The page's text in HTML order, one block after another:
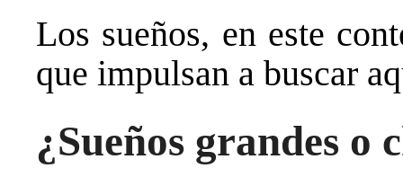
Los sueños, en este
que impulsan a buscar
¿Sueños grandes o